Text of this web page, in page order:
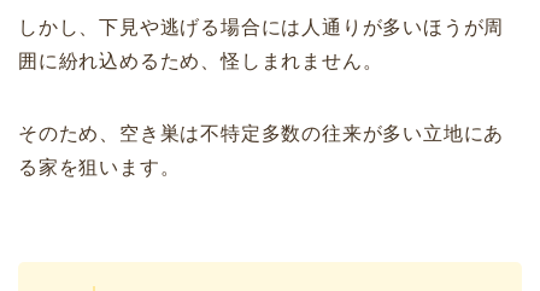
しかし、下見や逃げる場合には人通りが多いほうが周
囲に紛れ込めるため、怪しまれません。
そのため、空き巣は不特定多数の往来が多い立地にあ
る家を狙います。